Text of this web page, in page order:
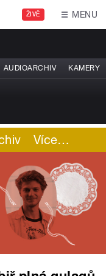
ŽIVĚ MENU
AUDIOARCHIV KAMERY
Více…